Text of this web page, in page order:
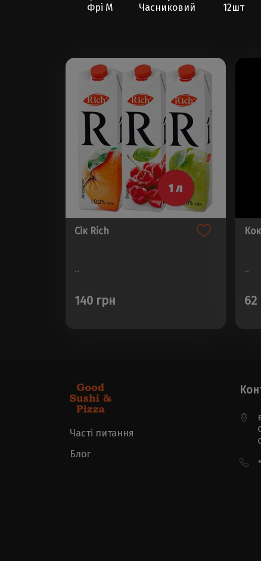
Фрі M
Часниковий
12шт
Сік Rich
..
140 грн
..
62
Часті питання
Блог